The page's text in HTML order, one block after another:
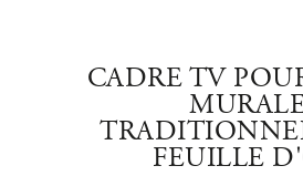
CADRE TV
FEUILLE